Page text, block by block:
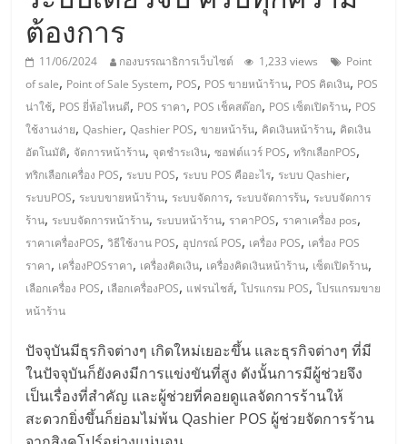
ส
เอ็
มอี
ไทย,
SMEs,
แฟ
รน
ไชส์,
ต้องการ
11/06/2024 กองบรรณาธิการเว็บไซต์ 1,233 views
Point
of sale, Point of Sale System, POS, POS ขายหน้าร้าน, POS คิดเงิน, POS
น่าใช้, POS ยี่ห้อไหนดี, POS ราคา, POS เช็คสต๊อก, POS เซ็ตเปิดร้าน, POS
ใช้งานง่าย,Qashier,Qashier POS,ขายหน้าร้น, คิดเงินหน้าร้าน, คิดเงิน
อัตโนมัติ, จัดการหน้าร้าน, จุดชำระเงิน,ซอฟต์แวร์ POS,ทริกเลือกPOS,
ทริกเลือกเครื่อง POS, ระบบ POS, ระบบ POS คืออะไร, ระบบ Qashier,
ระบบPOS, ระบบขายหน้าร้าน, ระบบจัดการ, ระบบจัดการร้น, ระบบจัดการ
ร้าน, ระบบจัดการหน้าร้าน, ระบบหน้าร้าน, ราคาPOS, ราคาเครื่อง pos,
ราคาเครื่องPOS,วิธีใช้งาน POS, อุปกรณ์ POS, เครื่อง POS, เครื่อง POS
ราคา, เครื่องPOSราคา, เครื่องคิดเงิน, เครื่องคิดเงินหน้าร้าน, เซ็ตเปิดร้าน,
เลือกเครื่อง POS, เลือกเครื่องPOS, แฟรนไชส์,โปรแกรม POS,โปรแกรมขาย
หน้าร้าน
ปัจจุบันมีธุรกิจต่างๆ เกิดใหม่เยอะขึ้น และธุรกิจต่างๆ ที่มี
ในปัจจุบันก็ยังคงมีการแข่งขันที่สูง ดังนั้นการมีผู้ช่วยจึง
เป็นเรื่องที่สำคัญ และผู้ช่วยที่คอยดูแลจัดการร้านให้
สะดวกยิ่งขึ้นก็ย่อมไม่พ้น Qashier POS ผู้ช่วยจัดการร้าน